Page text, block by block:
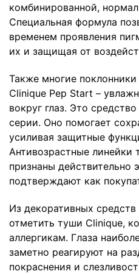
комбинированной,
Специальная формула
временем проявления
их и защищая от
Также многие
Clinique Pep Start –
вокруг глаз. Это
серии. Оно помогает
усиливая защитные
Антивозрастные линейки
признаны действительно
подтверждают как
Из декоративных
отметить туши Clinique,
аллергикам. Глаза
заметно реагируют на
покраснения и